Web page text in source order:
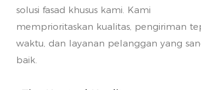
solusi fasad khusus kami. Kami
memprioritaskan kualitas, pengiriman
waktu, dan layanan pelanggan yang
baik.